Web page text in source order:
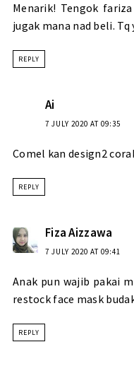
Menarik! Tengok
jugak mana nad beli.
REPLY
Ai
7 JULY 2020 AT 09:35
Comel kan design2
REPLY
Fiza Aizzawa
7 JULY 2020 AT 09:41
Anak pun wajib pakai
restock face mask
REPLY